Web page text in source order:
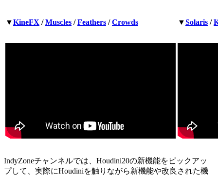
▼KineFX /Muscles /Feathers /Crowds ▼Solaris /
IndyZoneチャンネルでは、Houdini20の新機能をピックアッ
プして、実際にHoudiniを触りながら新機能や改良された機